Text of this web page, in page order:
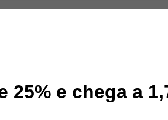
e chega a